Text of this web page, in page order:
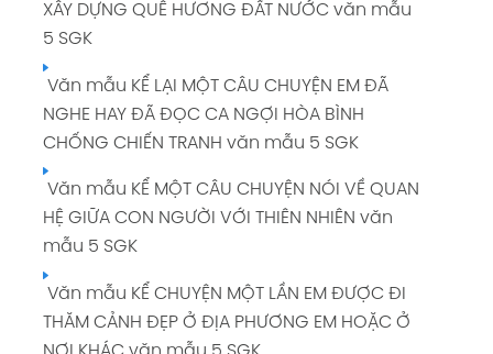
XÂY DỰNG QUÊ HƯƠNG ĐẤT NƯỚC văn mẫu
5 SGK
Văn mẫu KỂ LẠI MỘT CÂU CHUYỆN EM ĐÃ
NGHE HAY ĐÃ ĐỌC CA NGỢI HÒA BÌNH
CHỐNG CHIẾN TRANH văn mẫu 5 SGK
Văn mẫu KỂ MỘT CÂU CHUYỆN NÓI VỀ QUAN
HỆ GIỮA CON NGƯỜI VỚI THIÊN NHIÊN văn
mẫu 5 SGK
Văn mẫu KỂ CHUYỆN MỘT LẦN EM ĐƯỢC ĐI
THĂM CẢNH ĐẸP Ở ĐỊA PHƯƠNG EM HOẶC Ở